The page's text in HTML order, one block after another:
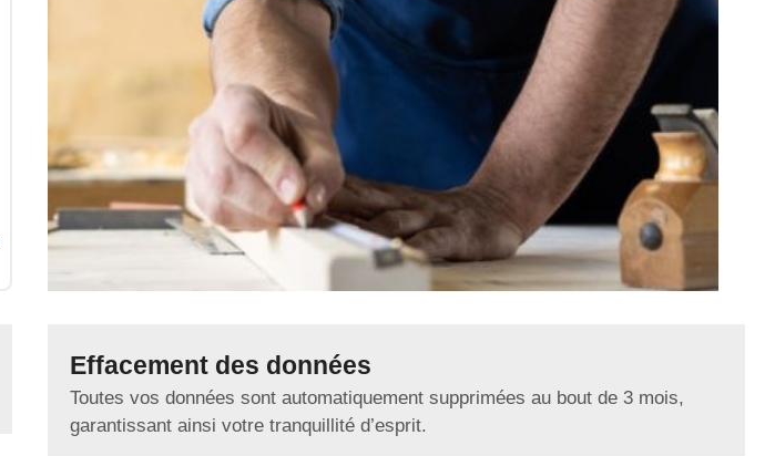
Effacement des données
Toutes vos données sont automatiquement supprimées au bout de 3 mois,
garantissant ainsi votre tranquillité d’esprit.